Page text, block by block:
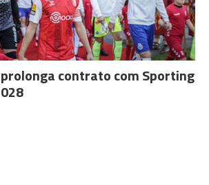
contrato com Sporting